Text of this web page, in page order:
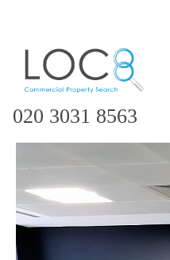
020 3031 8563